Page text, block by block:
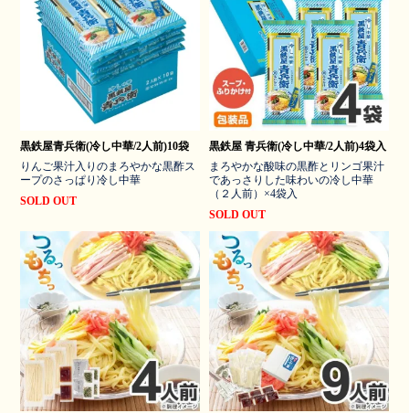
黒鉄屋青兵衛(冷し中華/2人前)10袋
りんご果汁入りのまろやかな黒酢ス
ープのさっぱり冷し中華
SOLD OUT
黒鉄屋 青兵衛(冷し中華/2人前)4袋入
まろやかな酸味の黒酢とリンゴ果汁
であっさりした味わいの冷し中華
（２人前）×4袋入
SOLD OUT